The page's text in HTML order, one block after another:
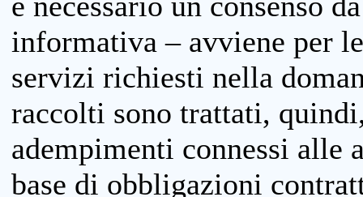
informativa – avviene per
servizi richiesti nella
raccolti sono trattati,
adempimenti connessi
base di obbligazioni